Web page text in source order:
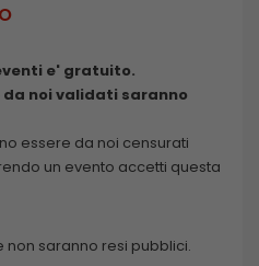
e' gratuito.
noi validati saranno
essere da noi censurati
un evento accetti questa
saranno resi pubblici.